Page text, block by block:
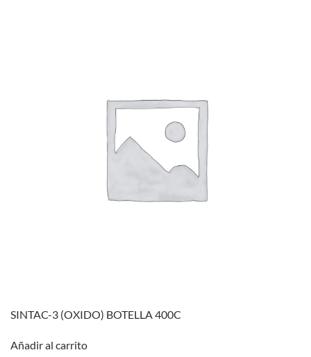
SINTAC-3 (OXIDO) BOTELLA 400C
Añadir al carrito